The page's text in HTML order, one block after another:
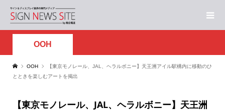
OOH
OOH
【東京モノレール、JAL、ヘラルボニー】天王洲アイル駅構内に移動のひ
とときを楽しむアートを掲出
【東京モノレール、JAL、ヘラルボニー】天王洲